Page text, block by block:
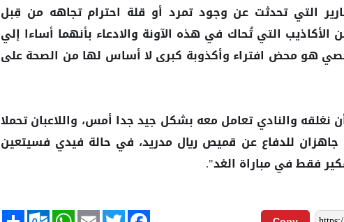
التي تحدثت عن وجود تمرد أو قلة احترام تجاهه من قِبل
الأكاذيب التي تُحاك في هذه الآونة والادعاء بأنهما أساءا إلي
هو محض افتراء وأكذوبة كبرى لا أساس لها من الصحة على
نغلقه والنادي تعامل معه بشكل جيد جدا أمس، واللاعبان تحملا
جاهزان للدفاع عن قميص ريال مدريد، في حالة فيدي فسيتعين
فقط في مباراة الغد".
Facebook
Twitter
Email
WhatsApp
Outlook.com
Share